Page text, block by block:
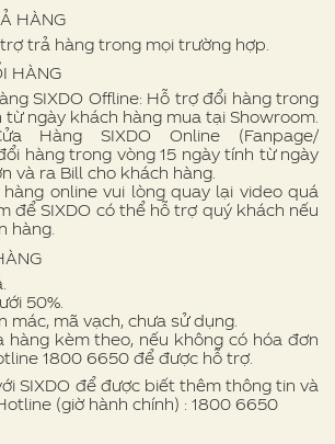
HÀNG
trả hàng trong mọi trường hợp.
HÀNG
SIXDO Offline: Hỗ trợ đổi hàng trong
ngày khách hàng mua tại Showroom.
Hàng SIXDO Online (Fanpage/
hàng trong vòng 15 ngày tính từ ngày
và ra Bill cho khách hàng.
online vui lòng quay lại video quá
để SIXDO có thể hỗ trợ quý khách nếu
hàng.
50%.
mác, mã vạch, chưa sử dụng.
hàng kèm theo, nếu không có hóa đơn
1800 6650 để được hỗ trợ.
SIXDO để được biết thêm thông tin và
(giờ hành chính) : 1800 6650